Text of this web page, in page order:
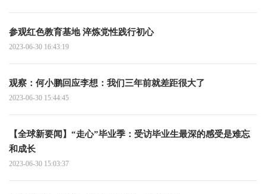
参观红色教育基地 淬炼党性践行初心
2023-06-30 16:43:19
观察：何小鹏回应李想：我们三年前就差距很大了
2023-06-30 15:44:45
【全球新要闻】“走心”毕业季：受访毕业生最深的感受是难忘
和成长
2023-06-30 15:03:37